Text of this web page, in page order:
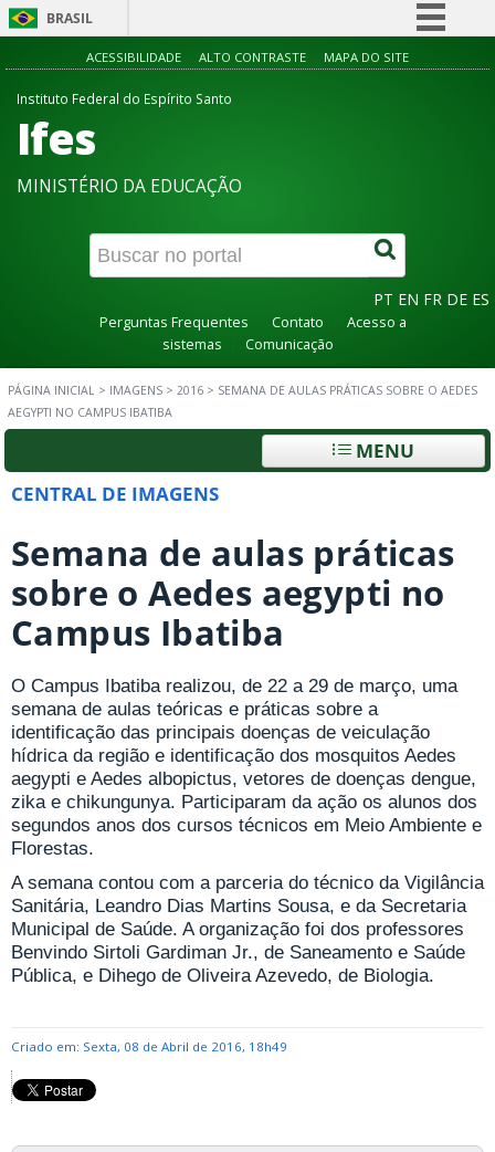
BRASIL
Simplifique!
Canais
ACESSIBILIDADE ALTO CONTRASTE MAPA DO SITE
Instituto Federal do Espírito Santo
Ifes
MINISTÉRIO DA EDUCAÇÃO
PT EN FR DE ES
Perguntas Frequentes Contato
Acesso a
sistemas
Comunicação
PÁGINA INICIAL > IMAGENS > 2016 > SEMANA DE AULAS PRÁTICAS SOBRE O AEDES
AEGYPTI NO CAMPUS IBATIBA
MENU
CENTRAL DE IMAGENS
Semana de aulas práticas
sobre o Aedes aegypti no
Campus Ibatiba
O Campus Ibatiba realizou, de 22 a 29 de março, uma
semana de aulas teóricas e práticas sobre a
identificação das principais doenças de veiculação
hídrica da região e identificação dos mosquitos Aedes
aegypti e Aedes albopictus, vetores de doenças dengue,
zika e chikungunya. Participaram da ação os alunos dos
segundos anos dos cursos técnicos em Meio Ambiente e
Florestas.
A semana contou com a parceria do técnico da Vigilância
Sanitária, Leandro Dias Martins Sousa, e da Secretaria
Municipal de Saúde. A organização foi dos professores
Benvindo Sirtoli Gardiman Jr., de Saneamento e Saúde
Pública, e Dihego de Oliveira Azevedo, de Biologia.
Criado em: Sexta, 08 de Abril de 2016, 18h49